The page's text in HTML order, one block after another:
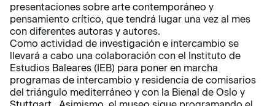
presentaciones sobre arte contemporáneo y
pensamiento crítico, que tendrá lugar una vez al mes
con diferentes autoras y autores.
Como actividad de investigación e intercambio se
llevará a cabo una colaboración con el Instituto de
Estudios Baleares (IEB) para poner en marcha
programas de intercambio y residencia de comisarios
del triángulo mediterráneo y con la Bienal de Oslo y